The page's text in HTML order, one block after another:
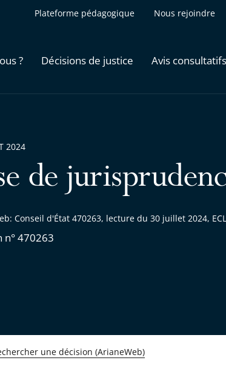
Plateforme pédagogique Nous rejoindre
? Décisions de justice Avis consultatifs
de
Conseil d'État 470263, lecture du 30 juillet 2024,
n° 470263
2024
une décision (ArianeWeb)